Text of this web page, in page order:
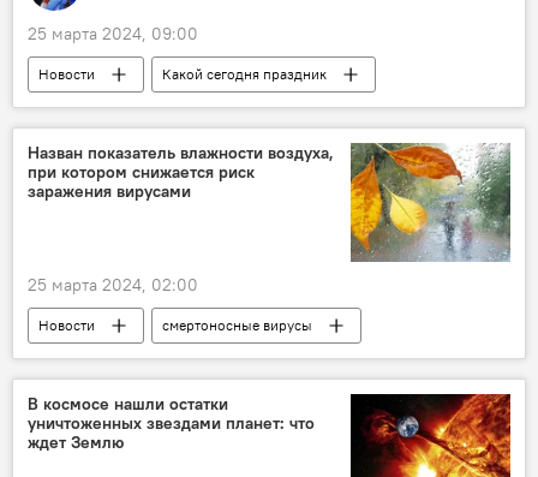
25 марта 2024, 09:00
Новости
Какой сегодня праздник
Кто сегодня родился
История
актриса Ольга Лерман
ТЦ "Зимняя вишня"
Назван показатель влажности воздуха,
при котором снижается риск
заражения вирусами
25 марта 2024, 02:00
Новости
смертоносные вирусы
Относительная влажность
Заражение
Здоровье
Медицина
Общество
В космосе нашли остатки
уничтоженных звездами планет: что
ждет Землю